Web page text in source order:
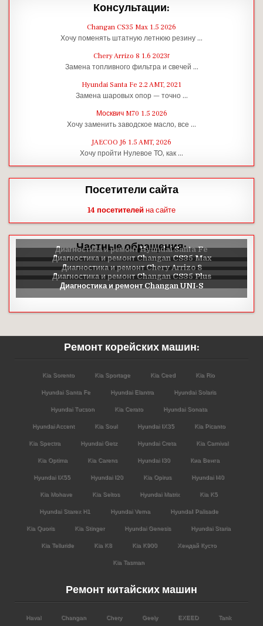
Консультации:
Changan CS35 Max 1.5 2026
Хочу поменять штатную летнюю резину …
Chery Arrizo 8 1.6 2023г
Замена топливного фильтра и свечей …
Hyundai Santa Fe 2.2 AMT, 2021
Замена шаровых опор — точно …
Москвич M70 1.5 2026
Хочу заменить заводское масло, все …
JAECOO J6 1.5 AMT, 2026
Хочу пройти Нулевое ТО, как …
Посетители сайта
14 посетителей на сайте
Частные обращения:
Ремонт корейских машин:
Kia Sorento Kia Sportage Kia Ceed Kia Rio
Hyundai Santa Fe Hyundai Elantra Hyundai Solaris
Hyundai Tucson Kia Cerato Hyundai Sonata
Hyundai Accent Kia Soul Hyundai IX35 Kia Picanto
Kia Spectra Hyundai Getz Hyundai Creta Kia Carnival
Kia Optima Kia Carens Hyundai I30 Киа Венга
Hyundai IX55 Hyundai I20 Kia Opirus Hyundai I40
Kia Mohave Kia Seltos Hyundai Matrix Kia K5
Hyundai Starex H1 Hyundai Verna HyundaI Palisade
Kia Quoris Kia Stinger Hyundai Genesis Hyundai Staria
Kia Telluride Kia K8 Kia K900 Хендай Кусто
Kia Tasman
Ремонт китайских машин
Haval Changan Chery Geely EXEED Tank